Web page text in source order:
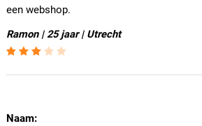
een webshop.
Ramon | 25 jaar | Utrecht
Naam: